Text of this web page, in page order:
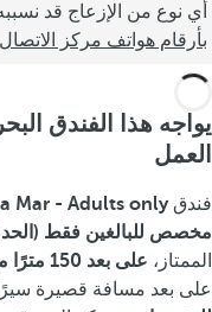
أي نوع من الإزعاج قد
بأرقام هواتف مركز الاتصال
يواجه هذا الفندق
العمل
فندقMar - Adults only
مخصص للبالغين فقط (الحد الأدنى
الممتاز، على بعد 150 مترًا من شاطئ نوفا مار بيلا
على بعد مسافة قصيرة